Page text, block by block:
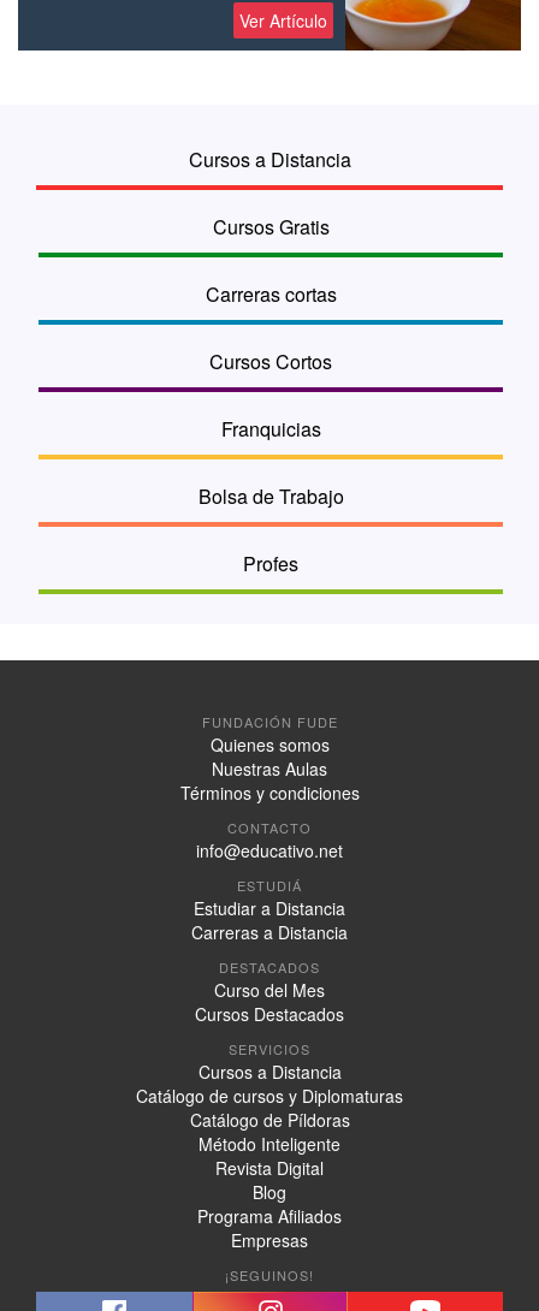
Ver Artículo
Cursos a Distancia
Cursos Gratis
Carreras cortas
Cursos Cortos
Franquicias
Bolsa de Trabajo
Profes
FUNDACIÓN FUDE
Quienes somos
Nuestras Aulas
Términos y condiciones
CONTACTO
info@educativo.net
ESTUDIÁ
Estudiar a Distancia
Carreras a Distancia
DESTACADOS
Curso del Mes
Cursos Destacados
SERVICIOS
Cursos a Distancia
Catálogo de cursos y Diplomaturas
Catálogo de Píldoras
Método Inteligente
Revista Digital
Blog
Programa Afiliados
Empresas
¡SEGUINOS!